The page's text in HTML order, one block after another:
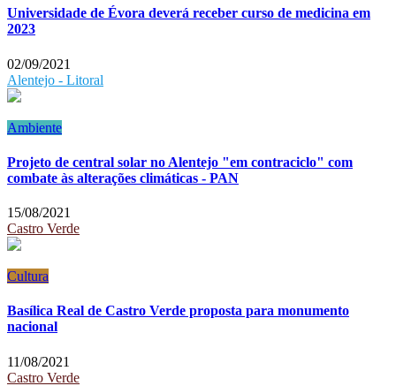
Universidade de Évora deverá receber curso de medicina em
2023
02/09/2021
Alentejo - Litoral
Ambiente
Projeto de central solar no Alentejo "em contraciclo" com
combate às alterações climáticas - PAN
15/08/2021
Castro Verde
Cultura
Basílica Real de Castro Verde proposta para monumento
nacional
11/08/2021
Castro Verde